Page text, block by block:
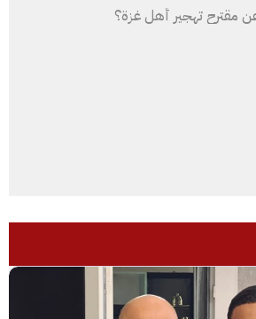
مقترح تهجير أهل غزة؟